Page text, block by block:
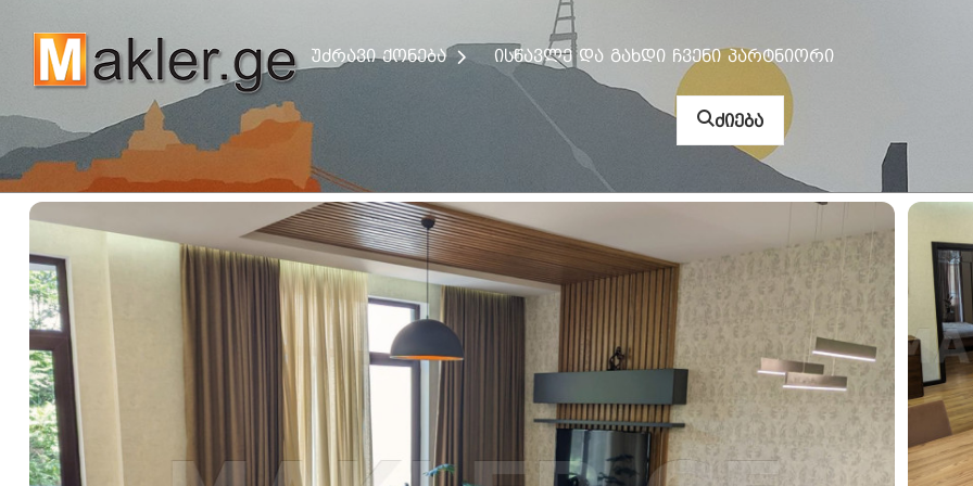
უძრავი ქონება ისწავლე და გახდი ჩვენი პარტნიორი
ძიება